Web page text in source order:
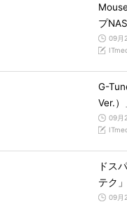
プNAS
09月
G-
Ver.
09月
ドス
テク
09月